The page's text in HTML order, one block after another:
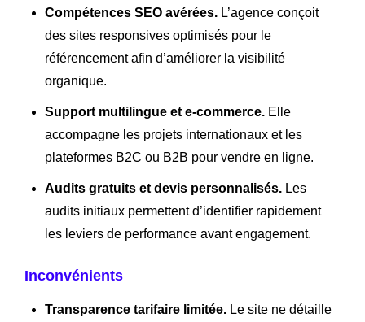
Compétences SEO avérées. L’agence conçoit
des sites responsives optimisés pour le
référencement afin d’améliorer la visibilité
organique.
Support multilingue et e-commerce. Elle
accompagne les projets internationaux et les
plateformes B2C ou B2B pour vendre en ligne.
Audits gratuits et devis personnalisés. Les
audits initiaux permettent d’identifier rapidement
les leviers de performance avant engagement.
Inconvénients
Transparence tarifaire limitée. Le site ne détaille